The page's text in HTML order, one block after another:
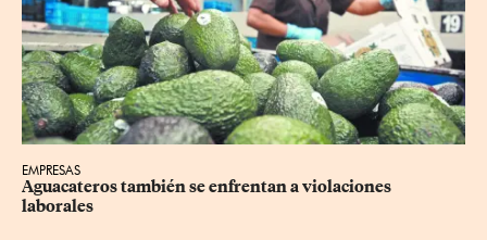
EMPRESAS
Aguacateros también se enfrentan a violaciones
laborales